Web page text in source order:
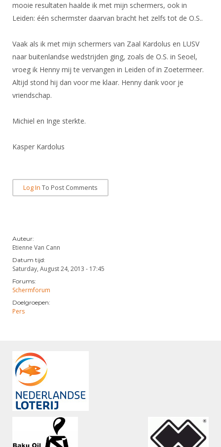
mooie resultaten haalde ik met mijn schermers, ook in
Leiden: één schermster daarvan bracht het zelfs tot de O.S..
Vaak als ik met mijn schermers van Zaal Kardolus en LUSV
naar buitenlandse wedstrijden ging, zoals de O.S. in Seoel,
vroeg ik Henny mij te vervangen in Leiden of in Zoetermeer.
Altijd stond hij dan voor me klaar. Henny dank voor je
vriendschap.
Michiel en Inge sterkte.
Kasper Kardolus
Log In To Post Comments
Auteur:
Etienne Van Cann
Datum tijd:
Saturday, August 24, 2013 - 17:45
Forums:
Schermforum
Doelgroepen:
Pers